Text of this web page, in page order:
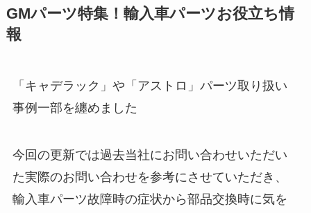
GMパーツ特集！輸入車パーツお役立ち情
報
「キャデラック」や「アストロ」パーツ取り扱い
事例一部を纏めました
今回の更新では過去当社にお問い合わせいただい
た実際のお問い合わせを参考にさせていただき、
輸入車パーツ故障時の症状から部品交換時に気を